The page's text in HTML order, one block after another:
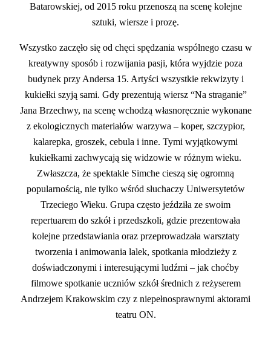
Batarowskiej, od 2015 roku przenoszą na scenę kolejne
sztuki, wiersze i prozę.
Wszystko zaczęło się od chęci spędzania wspólnego czasu w
kreatywny sposób i rozwijania pasji, która wyjdzie poza
budynek przy Andersa 15. Artyści wszystkie rekwizyty i
kukiełki szyją sami. Gdy prezentują wiersz “Na straganie”
Jana Brzechwy, na scenę wchodzą własnoręcznie wykonane
z ekologicznych materiałów warzywa – koper, szczypior,
kalarepka, groszek, cebula i inne. Tymi wyjątkowymi
kukiełkami zachwycają się widzowie w różnym wieku.
Zwłaszcza, że spektakle Simche cieszą się ogromną
popularnością, nie tylko wśród słuchaczy Uniwersytetów
Trzeciego Wieku. Grupa często jeździła ze swoim
repertuarem do szkół i przedszkoli, gdzie prezentowała
kolejne przedstawiania oraz przeprowadzała warsztaty
tworzenia i animowania lalek, spotkania młodzieży z
doświadczonymi i interesującymi ludźmi – jak choćby
filmowe spotkanie uczniów szkół średnich z reżyserem
Andrzejem Krakowskim czy z niepełnosprawnymi aktorami
teatru ON.